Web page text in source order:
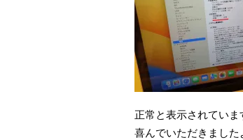
正常と表示されていま
喜んでいただきました